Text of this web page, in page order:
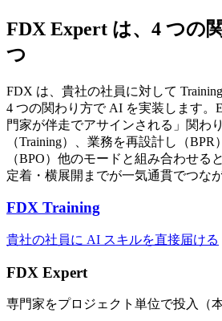
FDX Expert は、​4 つの​
つ
FDX は、貴社の社員に対して
4 つの関わり方で AI を実装します。
門家が伴走でアサインされる」関わ
（Training）、業務を再設計し（
（BPO）他のモードと組み合わせる
定着・横展開までが一気通貫でつな
FDX Training
貴社の社員に AI スキルを直接届ける
FDX Expert
専門家をプロジェクト単位で投入（